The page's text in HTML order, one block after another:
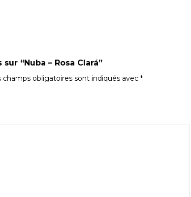
“Nuba – Rosa Clará”
champs obligatoires sont indiqués avec *